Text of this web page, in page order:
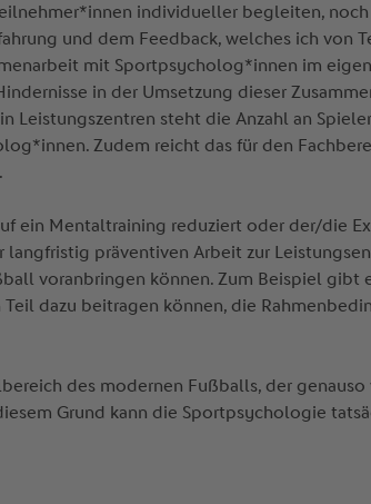
individueller begleiten,
und dem Feedback, welches ich von
mit Sportpsycholog*innen im
in der Umsetzung dieser
Leistungszentren steht die Anzahl an
Zudem reicht das für den
ein Mentaltraining reduziert oder der/die
langfristig präventiven Arbeit zur
voranbringen können. Zum Beispiel
Teil dazu beitragen können, die
des modernen Fußballs, der
Grund kann die Sportpsychologie